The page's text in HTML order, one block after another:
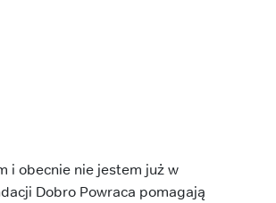
i obecnie nie jestem już w
Dobro Powraca pomagają